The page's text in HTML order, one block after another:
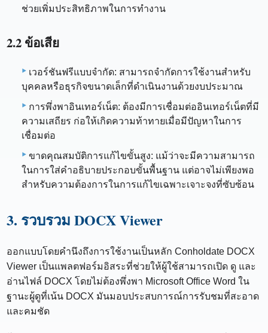
ช่วยเพิ่มประสิทธิภาพในการทำงาน
2.2 ข้อเสีย
เวอร์ชันฟรีแบบจำกัด: สามารถจำกัดการใช้งานสำหรับ
บุคคลหรือธุรกิจขนาดเล็กที่ดำเนินงานด้วยงบประมาณ
การพึ่งพาอินเทอร์เน็ต: ต้องมีการเชื่อมต่ออินเทอร์เน็ตที่มี
ความเสถียร ก่อให้เกิดความท้าทายเมื่อมีปัญหาในการ
เชื่อมต่อ
ขาดคุณสมบัติการแก้ไขขั้นสูง: แม้ว่าจะมีความสามารถ
ในการใส่คำอธิบายประกอบขั้นพื้นฐาน แต่อาจไม่เพียงพอ
สำหรับความต้องการในการแก้ไขเฉพาะเจาะจงที่ซับซ้อน
3. รวบรวม DOCX Viewer
ออกแบบโดยคำนึงถึงการใช้งานเป็นหลัก Conholdate DOCX
Viewer เป็นแพลตฟอร์มอิสระที่ช่วยให้ผู้ใช้สามารถเปิด ดู และ
อ่านไฟล์ DOCX โดยไม่ต้องพึ่งพา Microsoft Office Word ใน
ฐานะผู้ดูที่เน้น DOCX มันมอบประสบการณ์การรับชมที่สะอาด
และคมชัด